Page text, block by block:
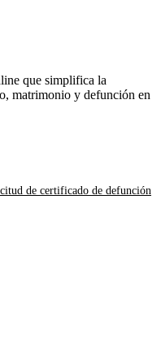
que simplifica la
matrimonio y defunción en
de certificado de defunción